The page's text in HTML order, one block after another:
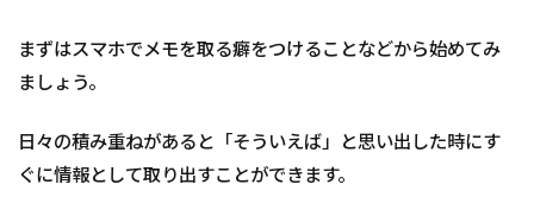
まずはスマホでメモを取る癖をつけることなどから始めてみ
ましょう。
日々の積み重ねがあると「そういえば」と思い出した時にす
ぐに情報として取り出すことができます。